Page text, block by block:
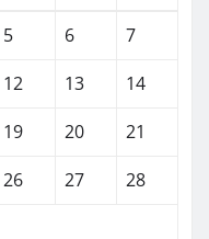
5 6
7
12 13
14
19 20
21
26 27
28